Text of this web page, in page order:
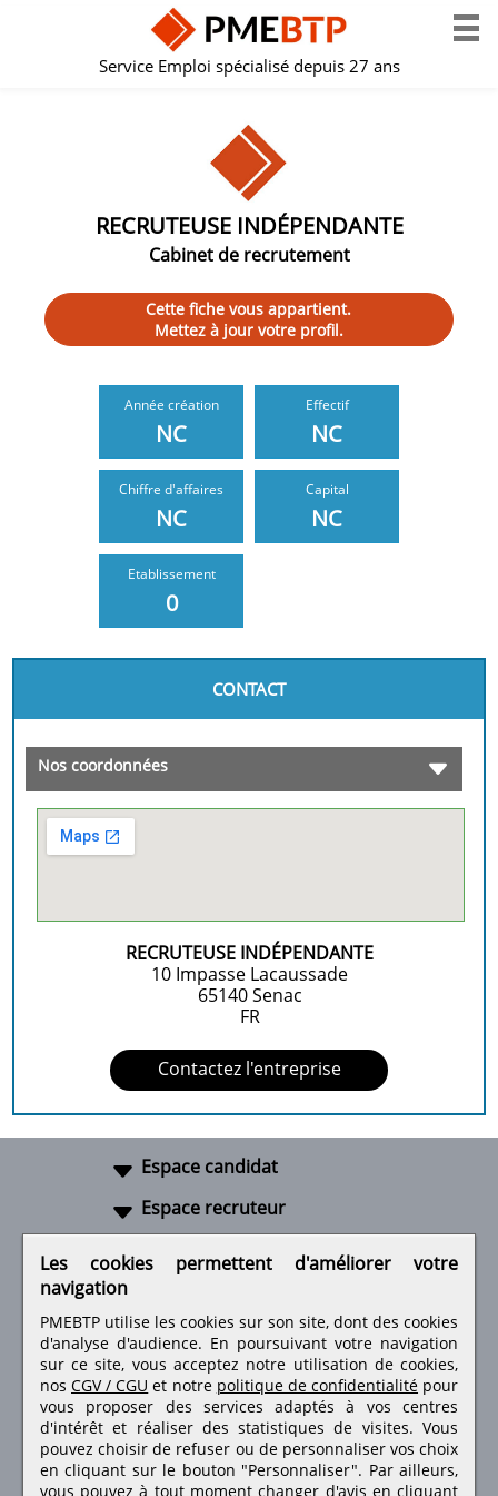
Service Emploi spécialisé depuis 27 ans
RECRUTEUSE INDÉPENDANTE
Cabinet de recrutement
Cette fiche vous appartient.
Mettez à jour votre profil.
Année création
NC
Effectif
NC
Chiffre d'affaires
NC
Capital
NC
Etablissement
0
CONTACT
Nos coordonnées
RECRUTEUSE INDÉPENDANTE
10 Impasse Lacaussade
65140Senac
FR
Contactez l'entreprise
Espace candidat
Espace recruteur
Retrouvez-nous sur les réseaux sociaux
Les cookies permettent d'améliorer votre
navigation
PMEBTP utilise les cookies sur son site, dont des cookies
d'analyse d'audience. En poursuivant votre navigation
sur ce site, vous acceptez notre utilisation de cookies,
nos CGV / CGU et notre politique de confidentialité pour
vous proposer des services adaptés à vos centres
d'intérêt et réaliser des statistiques de visites.Vous
pouvez choisir de refuser ou de personnaliser vos choix
en cliquant sur le bouton "Personnaliser". Par ailleurs,
vous pouvez à tout moment changer d'avis en cliquant